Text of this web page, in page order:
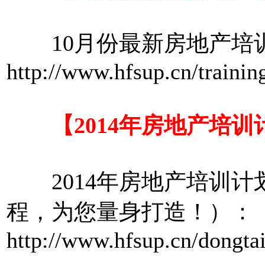
10月份最新房地产培
http://www.hfsup.cn/
【2014年房地产培训
2014年房地产培训计
程，为您量身打造！）：
http://www.hfsup.cn/